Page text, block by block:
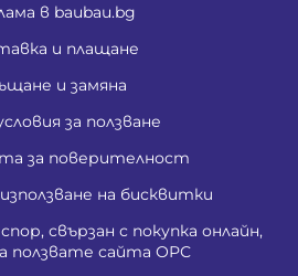
в baubau.bg
и плащане
и замяна
за ползване
за поверителност
на бисквитки
свързан с покупка онлайн,
ползвате сайта ОРС